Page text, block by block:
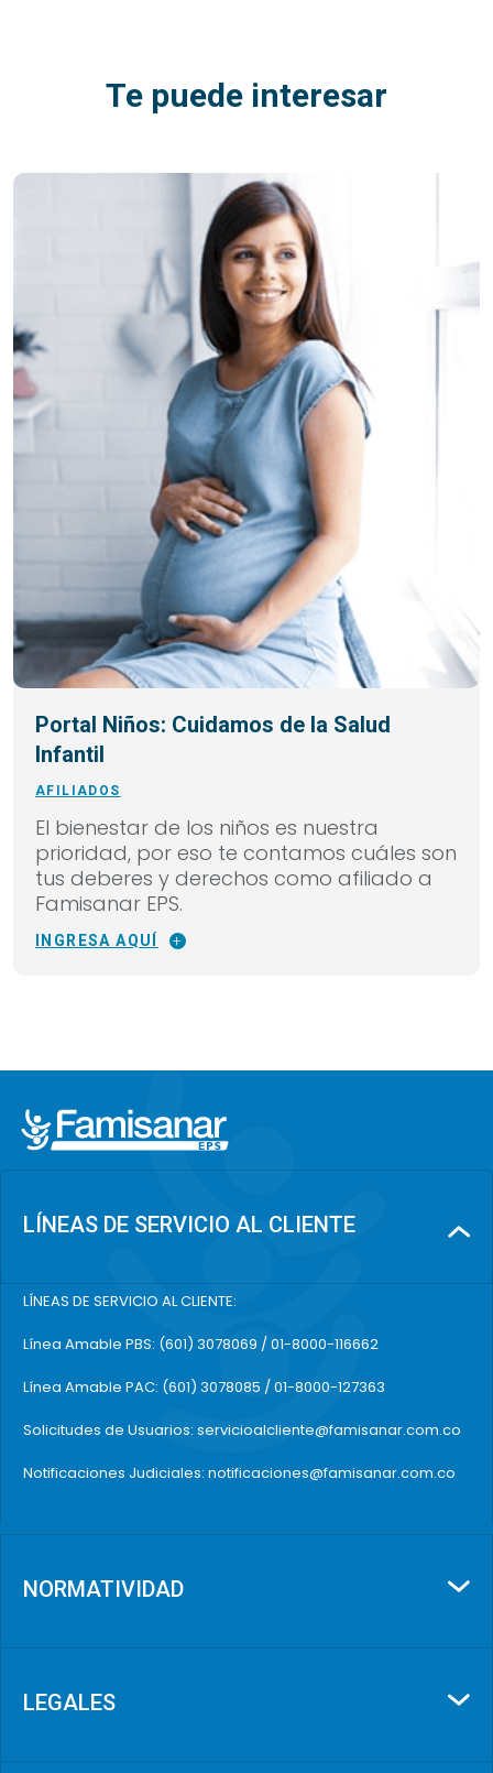
Te puede interesar
Portal Niños: Cuidamos de la Salud
Infantil
AFILIADOS
El bienestar de los niños es nuestra
prioridad, por eso te contamos cuáles son
tus deberes y derechos como afiliado a
Famisanar EPS.
INGRESA AQUÍ
LÍNEAS DE SERVICIO AL CLIENTE
LÍNEAS DE SERVICIO AL CLIENTE:
Línea Amable PBS: (601) 3078069 / 01-8000-116662
Línea Amable PAC: (601) 3078085 / 01-8000-127363
Solicitudes de Usuarios: servicioalcliente@famisanar.com.co
Notificaciones Judiciales: notificaciones@famisanar.com.co
NORMATIVIDAD
LEGALES